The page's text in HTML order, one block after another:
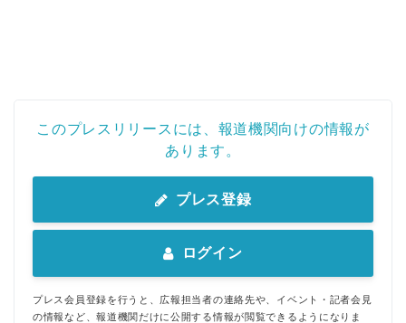
このプレスリリースには、報道機関向けの情報が
あります。
プレス登録
ログイン
プレス会員登録を行うと、広報担当者の連絡先や、イベント・記者会見
の情報など、報道機関だけに公開する情報が閲覧できるようになりま